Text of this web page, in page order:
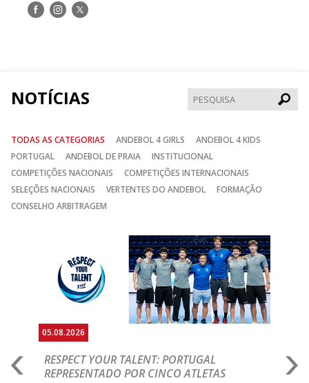
Siga-Siga-Siga-
NOTÍCIAS
TODAS AS CATEGORIAS ANDEBOL 4 GIRLS
ANDEBOL 4 KIDS
PORTUGAL
ANDEBOL DE PRAIA
INSTITUCIONAL
COMPETIÇÕES NACIONAIS
COMPETIÇÕES INTERNACIONAIS
SELEÇÕES NACIONAIS
VERTENTES DO ANDEBOL
FORMAÇÃO
CONSELHO ARBITRAGEM
05.08.2026
RESPECT YOUR TALENT: PORTUGAL
REPRESENTADO POR CINCO ATLETAS